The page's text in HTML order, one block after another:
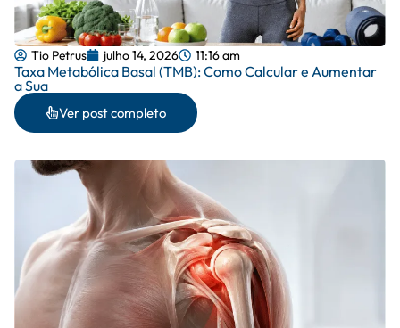
Tio Petrus julho 14, 2026 11:16 am
Taxa Metabólica Basal (TMB): Como Calcular e Aumentar
a Sua
Ver post completo